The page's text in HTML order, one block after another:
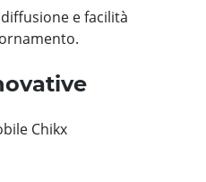
e facilità
Chikx